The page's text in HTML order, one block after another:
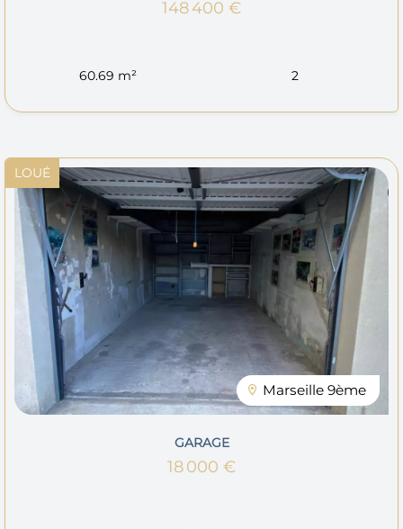
148 400 €
60.69 m² 2
Marseille 9ème
GARAGE
18 000 €
LOUÉ